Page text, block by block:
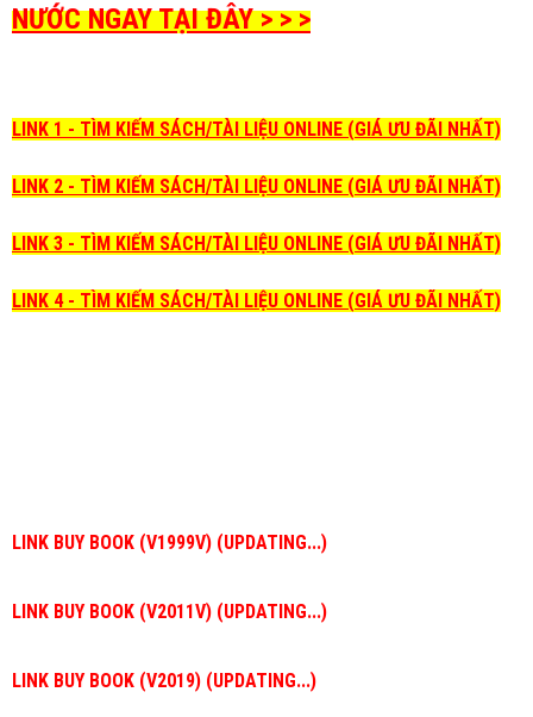
NƯỚC NGAY TẠI ĐÂY > > >
LINK 1 - TÌM KIẾM SÁCH/TÀI LIỆU ONLINE (GIÁ ƯU ĐÃI NHẤT)
LINK 2 - TÌM KIẾM SÁCH/TÀI LIỆU ONLINE (GIÁ ƯU ĐÃI NHẤT)
LINK 3 - TÌM KIẾM SÁCH/TÀI LIỆU ONLINE (GIÁ ƯU ĐÃI NHẤT)
LINK 4 - TÌM KIẾM SÁCH/TÀI LIỆU ONLINE (GIÁ ƯU ĐÃI NHẤT)
LINK BUY BOOK (V1999V) (UPDATING...)
LINK BUY BOOK (V2011V) (UPDATING...)
LINK BUY BOOK (V2019) (UPDATING...)